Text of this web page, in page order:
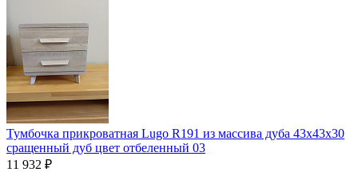
Тумбочка прикроватная Lugo R191 из массива дуба 43х43х30
сращенный дуб цвет отбеленный 03
11 932 ₽